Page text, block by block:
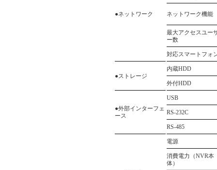
●ネットワーク ネットワーク機能
最大アクセスユー
ー数
対応スマートフォ
●ストレージ
内蔵HDD
外付HDD
●外部インターフェ
ース
USB
RS-232C
RS-485
電源
消費電力（NVR本
体）